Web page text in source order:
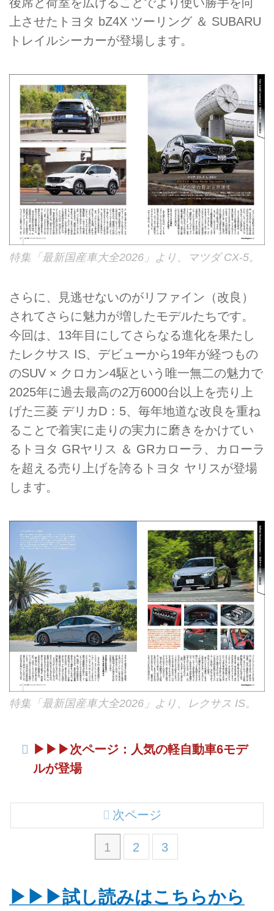
上させたトヨタ bZ4X ツーリング ＆ SUBARU
トレイルシーカーが登場します。
特集「最新国産車大全2026」より、マツダ CX-5。
さらに、見逃せないのがリファイン（改良）
されてさらに魅力が増したモデルたちです。
今回は、13年目にしてさらなる進化を果たし
たレクサス IS、デビューから19年が経つもの
のSUV × クロカン4駆という唯一無二の魅力で
2025年に過去最高の2万6000台以上を売り上
げた三菱 デリカD：5、毎年地道な改良を重ね
ることで着実に走りの実力に磨きをかけてい
るトヨタ GRヤリス ＆ GRカローラ、カローラ
を超える売り上げを誇るトヨタ ヤリスが登場
します。
特集「最新国産車大全2026」より、レクサス IS。
▶▶▶次ページ：人気の軽自動車6モデ
ルが登場
1 2 3
次ページ
▶▶▶試し読みはこちらから